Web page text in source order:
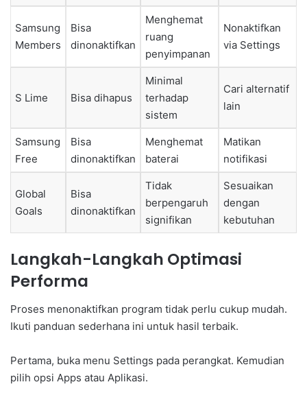
Samsung
Members
Bisa
dinonaktifkan
Menghemat
ruang
penyimpanan
Nonaktifkan
via Settings
S Lime Bisa dihapus
Minimal
terhadap
sistem
Cari alternatif
lain
Samsung
Free
Bisa
dinonaktifkan
Menghemat
baterai
Matikan
notifikasi
Global
Goals
Bisa
dinonaktifkan
Tidak
berpengaruh
signifikan
Sesuaikan
dengan
kebutuhan
Langkah-Langkah Optimasi
Performa
Proses menonaktifkan program tidak perlu cukup mudah.
Ikuti panduan sederhana ini untuk hasil terbaik.
Pertama, buka menu Settings pada perangkat. Kemudian
pilih opsi Apps atau Aplikasi.